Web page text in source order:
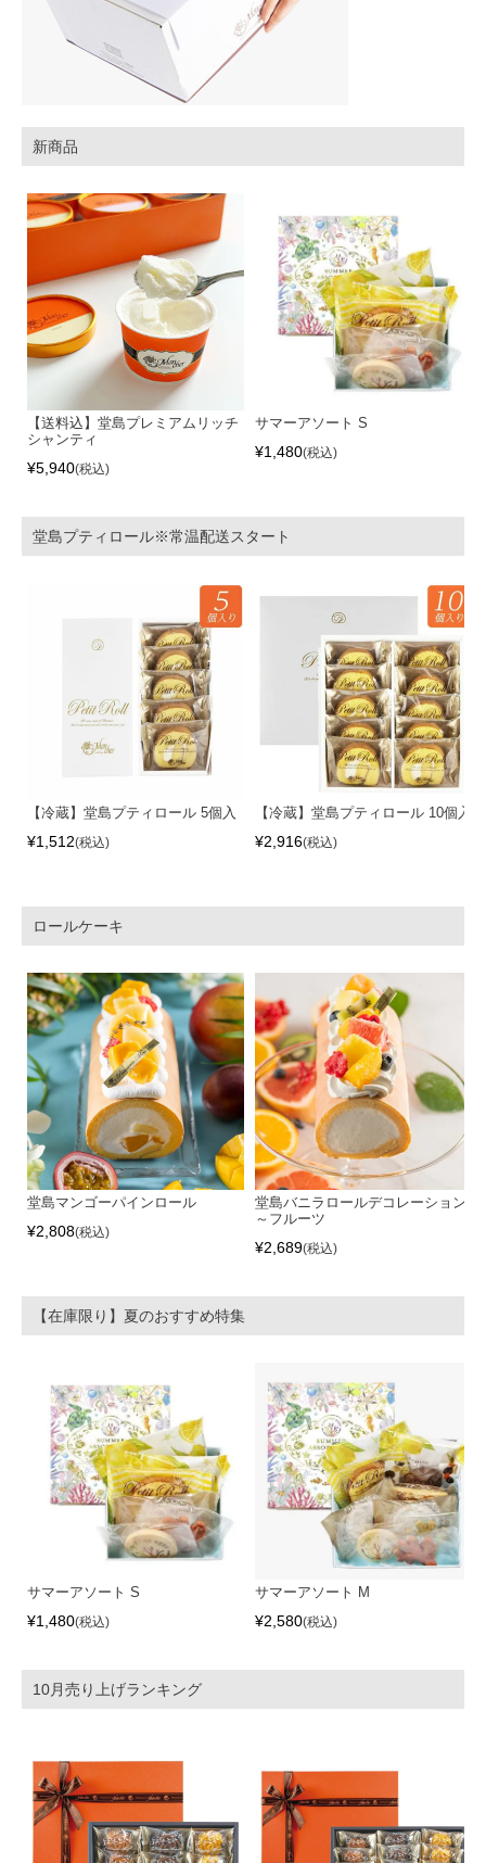
新商品
【送料込】堂島プレミアムリッチ
シャンティ
¥5,940 税込
サマーアソート S
¥1,480 税込
堂島プティロール※常温配送スタート
【冷蔵】堂島プティロール 5個入
¥1,512 税込
【冷蔵】堂島プティロール 10個入
¥2,916 税込
ロールケーキ
堂島マンゴーパインロール
¥2,808 税込
堂島バニラロールデコレーション
～フルーツ
¥2,689 税込
【在庫限り】夏のおすすめ特集
サマーアソート S
¥1,480 税込
サマーアソート M
¥2,580 税込
10月売り上げランキング